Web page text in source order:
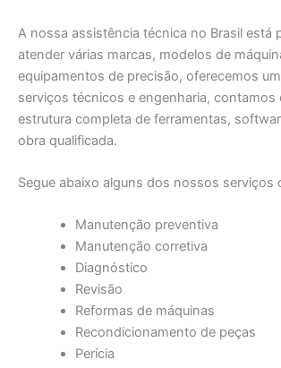
A nossa assistência técnica no Brasil está
atender várias marcas, modelos de
equipamentos de precisão, oferecemos
serviços técnicos e engenharia, contamos
estrutura completa de ferramentas,
obra qualificada.
Segue abaixo alguns dos nossos serviços
Manutenção preventiva
Manutenção corretiva
Diagnóstico
Revisão
Reformas de máquinas
Recondicionamento de peças
Perícia